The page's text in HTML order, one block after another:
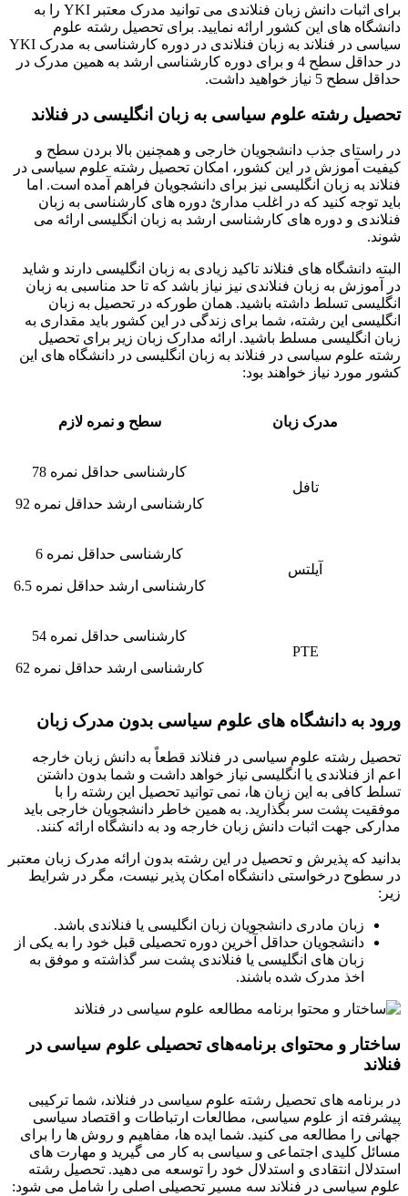
برای اثبات دانش زبان فنلاندی می توانید مدرک معتبر YKI را به
دانشگاه های این کشور ارائه نمایید. برای تحصیل رشته علوم
سیاسی در فنلاند به زبان فنلاندی در دوره کارشناسی به مدرک YKI
در حداقل سطح 4 و برای دوره کارشناسی ارشد به همین مدرک در
حداقل سطح 5 نیاز خواهید داشت.
تحصیل رشته علوم سیاسی به زبان انگلیسی در فنلاند
در راستای جذب دانشجویان خارجی و همچنین بالا بردن سطح و
کیفیت آموزش در این کشور، امکان تحصیل رشته علوم سیاسی در
فنلاند به زبان انگلیسی نیز برای دانشجویان فراهم آمده است. اما
باید توجه کنید که در اغلب مدارئ دوره های کارشناسی به زبان
فنلاندی و دوره های کارشناسی ارشد به زبان انگلیسی ارائه می
شوند.
البته دانشگاه های فنلاند تاکید زیادی به زبان انگلیسی دارند و شاید
در آموزش به زبان فنلاندی نیز نیاز باشد که تا حد مناسبی به زبان
انگلیسی تسلط داشته باشید. همان طورکه در تحصیل به زبان
انگلیسی این رشته، شما برای زندگی در این کشور باید مقداری به
زبان انگلیسی مسلط باشید. ارائه مدارک زبان زیر برای تحصیل
رشته علوم سیاسی در فنلاند به زبان انگلیسی در دانشگاه های این
کشور مورد نیاز خواهند بود:
مدرک زبان سطح و نمره لازم
تافل
کارشناسی حداقل نمره 78
کارشناسی ارشد حداقل نمره 92
آیلتس
کارشناسی حداقل نمره 6
کارشناسی ارشد حداقل نمره 6.5
PTE
کارشناسی حداقل نمره 54
کارشناسی ارشد حداقل نمره 62
ورود به دانشگاه های علوم سیاسی بدون مدرک زبان
تحصیل رشته علوم سیاسی در فنلاند قطعاً به دانش زبان خارجه
اعم از فنلاندی یا انگلیسی نیاز خواهد داشت و شما بدون داشتن
تسلط کافی به این زبان ها، نمی توانید تحصیل این رشته را با
موفقیت پشت سر بگذارید. به همین خاطر دانشجویان خارجی باید
مدارکی جهت اثبات دانش زبان خارجه ود به دانشگاه ارائه کنند.
بدانید که پذیرش و تحصیل در این رشته بدون ارائه مدرک زبان معتبر
در سطوح درخواستی دانشگاه امکان پذیر نیست، مگر در شرایط
زیر:
زبان مادری دانشجویان زبان انگلیسی یا فنلاندی باشد.
دانشجویان حداقل آخرین دوره تحصیلی قبل خود را به یکی از
زبان های انگلیسی یا فنلاندی پشت سر گذاشته و موفق به
اخذ مدرک شده باشند.
ساختار و محتوای برنامه‌های تحصیلی علوم سیاسی در
فنلاند
در برنامه های تحصیل رشته علوم سیاسی در فنلاند، شما ترکیبی
پیشرفته از علوم سیاسی، مطالعات ارتباطات و اقتصاد سیاسی
جهانی را مطالعه می کنید. شما ایده ها، مفاهیم و روش ها را برای
مسائل کلیدی اجتماعی و سیاسی به کار می گیرید و مهارت های
استدلال انتقادی و استدلال خود را توسعه می دهید. تحصیل رشته
علوم سیاسی در فنلاند سه مسیر تحصیلی اصلی را شامل می شود: